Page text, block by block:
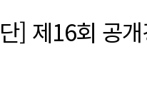
] 제16회 공